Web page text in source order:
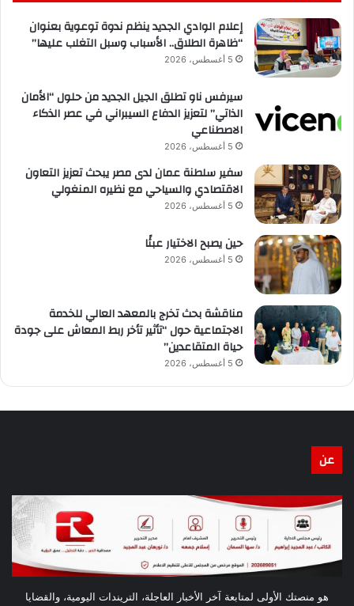
إعلام الوادي الجديد ينظم ندوة توعوية بعنوان
“ظاهرة الطلاق.. الأسباب وسبل التغلب عليها”
5 أغسطس، 2026
سيرفس ناو تطلق الجيل الجديد من حلول “الأمان
الذاتي” لتعزيز الدفاع السيبراني في عصر الذكاء
الاصطناعي
5 أغسطس، 2026
سفير سلطنة عمان لدى مصر يبحث تعزيز التعاون
الاقتصادي والسياحي مع نظيره المنغولي
5 أغسطس، 2026
حين يصبح الاختيار عبئًا
5 أغسطس، 2026
مناقشة بحث تخرج بالمعهد العالي للخدمة
الاجتماعية حول “تأثير تأخر ربط المعاش على جودة
حياة المتقاعدين”
5 أغسطس، 2026
عن
هو منصتك الأولى لمتابعة آخر الأخبار العاجلة، التريندات اليومية، والقضايا